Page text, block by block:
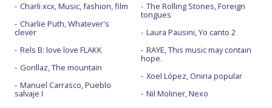
Charli xcx, Music, fashion, film
Charlie Puth, Whatever's
clever
Rels B: love love FLAKK
Gorillaz, The mountain
Manuel Carrasco, Pueblo
salvaje I
The Rolling Stones, Foreign
tongues
Laura Pausini, Yo canto 2
RAYE, This music may contain
hope.
Xoel López, Oniria popular
Nil Moliner, Nexo